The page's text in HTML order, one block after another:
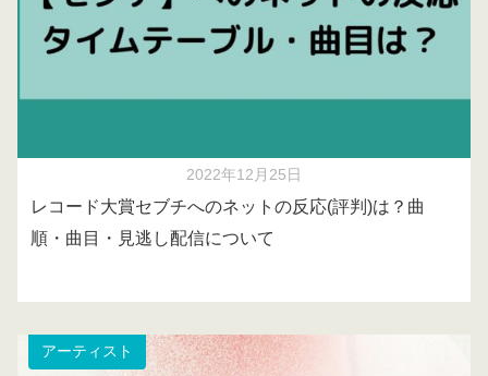
2022年12月25日
レコード大賞セブチへのネットの反応(評判)は？曲
順・曲目・見逃し配信について
アーティスト